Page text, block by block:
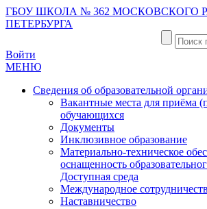
ГБОУ ШКОЛА № 362 МОСКОВСКОГО
ПЕТЕРБУРГА
Войти
МЕНЮ
Сведения об образовательной
Вакантные места для приёма
обучающихся
Документы
Инклюзивное образование
Материально-техническое
оснащенность
Доступная среда
Международное
Наставничество